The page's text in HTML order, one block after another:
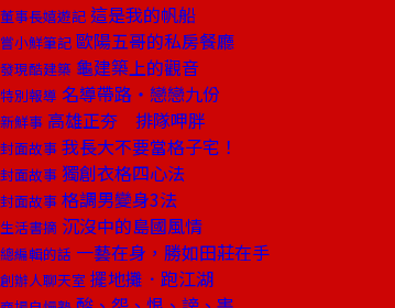
董事長嬉遊記 這是我的帆船
嘗小鮮筆記 歐陽五哥的私房餐廳
發現酷建築 龜建築上的觀音
特別報導 名導帶路‧戀戀九份
新鮮事 高雄正夯 排隊呷胖
封面故事 我長大不要當格子宅！
封面故事 獨創衣格四心法
封面故事 格調男變身3法
生活書摘 沉沒中的島國風情
總編輯的話 一藝在身，勝如田莊在手
創辦人聊天室 擺地攤．跑江湖